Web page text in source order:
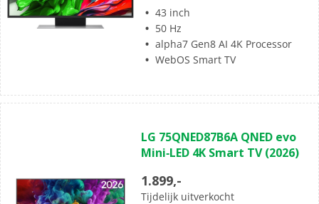
43 inch
50 Hz
alpha7 Gen8 AI 4K Processor
WebOS Smart TV
van
de
sterren.
LG 75QNED87B6A QNED evo
Mini‑LED 4K Smart TV (2026)
1.899,-
Tijdelijk uitverkocht